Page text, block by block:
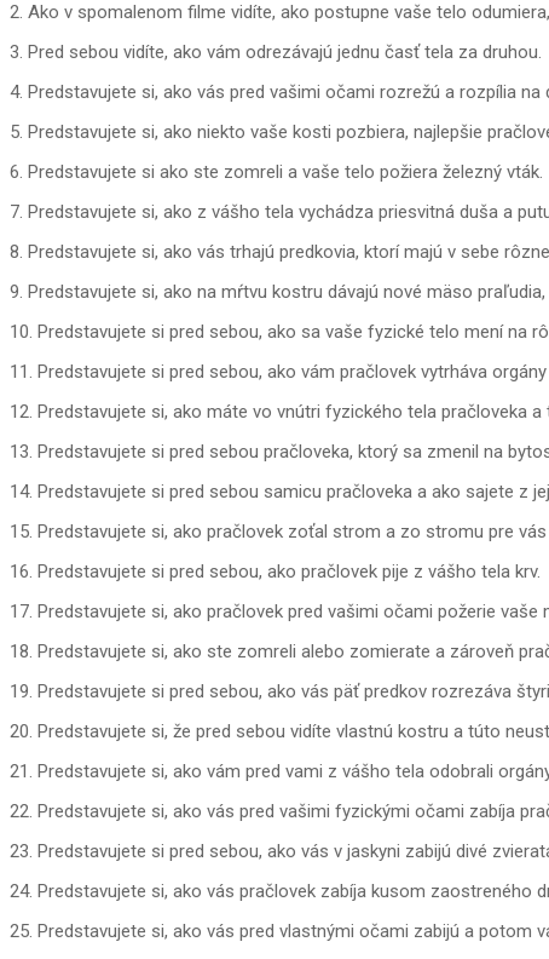
2. Ako v spomalenom filme vidíte, ako postupne vaše telo
3. Pred sebou vidíte, ako vám odrezávajú jednu časť tela za druhou.
4. Predstavujete si, ako vás pred vašimi očami rozrežú a rozpília na
5. Predstavujete si, ako niekto vaše kosti pozbiera, najlepšie
6. Predstavujete si ako ste zomreli a vaše telo požiera železný vták.
7. Predstavujete si, ako z vášho tela vychádza priesvitná duša a
8. Predstavujete si, ako vás trhajú predkovia, ktorí majú v sebe
9. Predstavujete si, ako na mŕtvu kostru dávajú nové mäso
10. Predstavujete si pred sebou, ako sa vaše fyzické telo mení na
11. Predstavujete si pred sebou, ako vám pračlovek vytrháva
12. Predstavujete si, ako máte vo vnútri fyzického tela pračloveka
13. Predstavujete si pred sebou pračloveka, ktorý sa zmenil na
14. Predstavujete si pred sebou samicu pračloveka a ako sajete z
15. Predstavujete si, ako pračlovek zoťal strom a zo stromu pre vás
16. Predstavujete si pred sebou, ako pračlovek pije z vášho tela krv.
17. Predstavujete si, ako pračlovek pred vašimi očami požerie
18. Predstavujete si, ako ste zomreli alebo zomierate a zároveň
19. Predstavujete si pred sebou, ako vás päť predkov rozrezáva
20. Predstavujete si, že pred sebou vidíte vlastnú kostru a túto
21. Predstavujete si, ako vám pred vami z vášho tela odobrali
22. Predstavujete si, ako vás pred vašimi fyzickými očami zabíja
23. Predstavujete si pred sebou, ako vás v jaskyni zabijú divé
24. Predstavujete si, ako vás pračlovek zabíja kusom zaostreného
25. Predstavujete si, ako vás pred vlastnými očami zabijú a potom